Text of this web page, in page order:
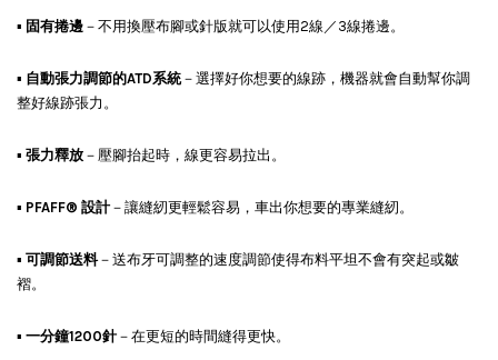
▪ 固有捲邊 －不用換壓布腳或針版就可以使用2線／3線捲邊。
▪ 自動張力調節的ATD系統－選擇好你想要的線跡，機器就會自動幫你調
整好線跡張力。
▪ 張力釋放 －壓腳抬起時，線更容易拉出。
▪ PFAFF® 設計－讓縫紉更輕鬆容易，車出你想要的專業縫紉。
▪ 可調節送料－送布牙可調整的速度調節使得布料平坦不會有突起或皺
褶。
▪ 一分鐘1200針 －在更短的時間縫得更快。